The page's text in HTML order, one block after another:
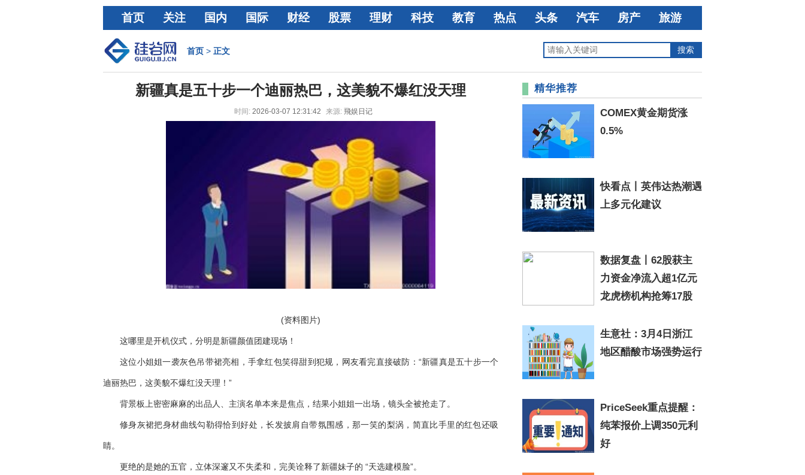
首页 关注 国内 国际 财经 股票 理财 科技 教育 热点 头条 汽车 房产
旅游
经济
首页> 正文
新疆真是五十步一个迪丽热巴，这美貌不爆红没天理
时间: 2026-03-07 12:31:42 来源: 飛娱日记
(资料图片)
这哪里是开机仪式，分明是新疆颜值团建现场！
这位小姐姐一袭灰色吊带裙亮相，手拿红包笑得甜到犯规，网友看完直接破防：“新疆真是五十步一个
迪丽热巴，这美貌不爆红没天理！”
背景板上密密麻麻的出品人、主演名单本来是焦点，结果小姐姐一出场，镜头全被抢走了。
修身灰裙把身材曲线勾勒得恰到好处，长发披肩自带氛围感，那一笑的梨涡，简直比手里的红包还吸
睛。
更绝的是她的五官，立体深邃又不失柔和，完美诠释了新疆妹子的 “天选建模脸”。
精华推荐
COMEX黄金期货涨
0.5%
快看点丨英伟达热潮遇
上多元化建议
数据复盘丨62股获主
力资金净流入超1亿元
龙虎榜机构抢筹17股
生意社：3月4日浙江
地区醋酸市场强势运行
PriceSeek重点提醒：
纯苯报价上调350元利
好